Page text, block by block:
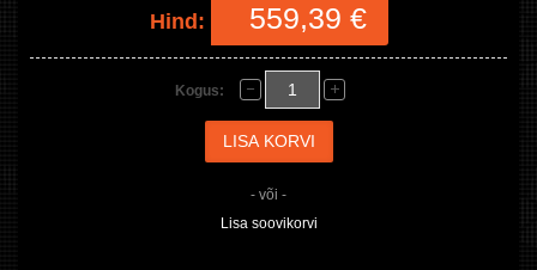
Hind: 559,39 €
Kogus:
- või -
Lisa soovikorvi